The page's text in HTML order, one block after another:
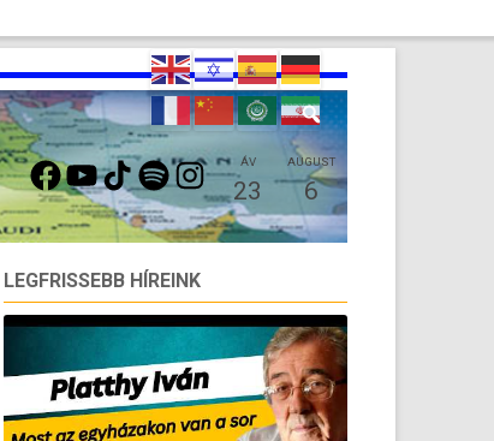
FACEBOOKYOUTUBETIKTOKSPOTIFYINSTAGRAMÁV
23
AUGUST
6
LEGFRISSEBB HÍREINK